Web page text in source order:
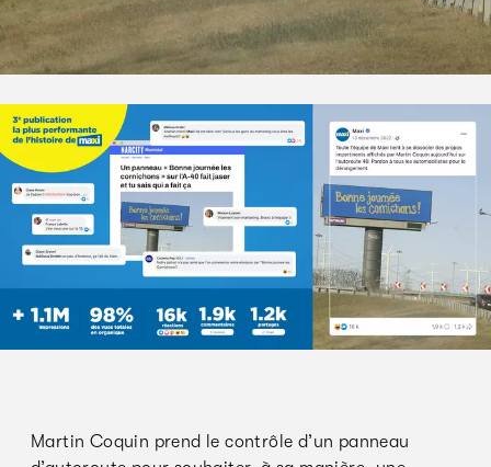
Martin Coquin prend le contrôle d’un panneau